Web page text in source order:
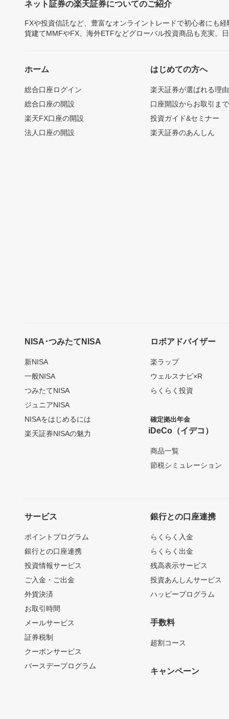
ネット証券の楽天証券についてのご紹介
FXや投資信託など、豊富なオンライントレードで初心者にも
貨建てMMFやFX、海外ETFなどグローバル投資商品も充実。
ホーム
総合口座ログイン
総合口座の開設
楽天FX口座の開設
法人口座の開設
はじめての方へ
楽天証券が選ばれる理由
口座開設からお取引ま
投資ガイド&セミナー
楽天証券のあんしん
NISA･つみたてNISA
新NISA
一般NISA
つみたてNISA
ジュニアNISA
NISAをはじめるには
楽天証券NISAの魅力
ロボアドバイザー
楽ラップ
ウェルスナビ×R
らくらく投資
確定拠出年金
iDeCo（イデコ）
商品一覧
節税シミュレーション
サービス
ポイントプログラム
銀行との口座連携
投資情報サービス
ご入金・ご出金
外貨決済
お取引時間
メールサービス
証券税制
クーポンサービス
バースデープログラム
銀行との口座連携
らくらく入金
らくらく出金
残高表示サービス
投資あんしんサービス
ハッピープログラム
手数料
超割コース
キャンペーン